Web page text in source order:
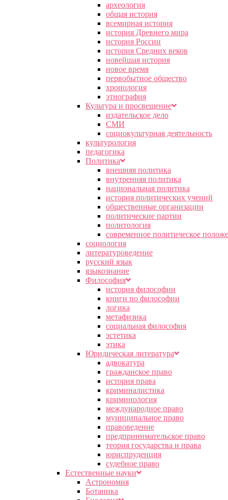
археология
общая история
всемирная история
история Древнего мира
история России
история Средних веков
новейшая история
новое время
первобытное общество
хронология
этнография
Культура и просвещение
издательское дело
СМИ
социокультурная деятельность
культурология
педагогика
Политика
внешняя политика
внутренняя политика
национальная политика
история политических учений
общественные организации
политические партии
политология
современное политическое
социология
литературоведение
русский язык
языкознание
Философия
история философии
книги по философии
логика
метафизика
социальная философия
эстетика
этика
Юридическая литература
адвокатура
гражданское право
история права
криминалистика
криминология
международное право
муниципальное право
правоведение
предпринимательское право
теория государства и права
юриспруденция
судебное право
Естественные науки
Астрономия
Ботаника